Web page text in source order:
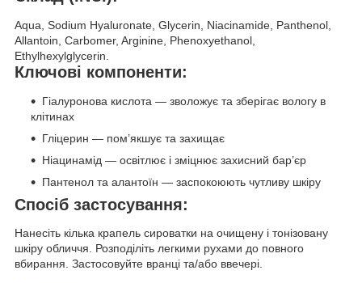
Aqua, Sodium Hyaluronate, Glycerin, Niacinamide, Panthenol,
Allantoin, Carbomer, Arginine, Phenoxyethanol,
Ethylhexylglycerin.
Ключові компоненти:
Гіалуронова кислота — зволожує та зберігає вологу в
клітинах
Гліцерин — пом’якшує та захищає
Ніацинамід — освітлює і зміцнює захисний бар’єр
Пантенол та алантоїн — заспокоюють чутливу шкіру
Спосіб застосування:
Нанесіть кілька крапель сироватки на очищену і тонізовану
шкіру обличчя. Розподіліть легкими рухами до повного
вбирання. Застосовуйте вранці та/або ввечері.